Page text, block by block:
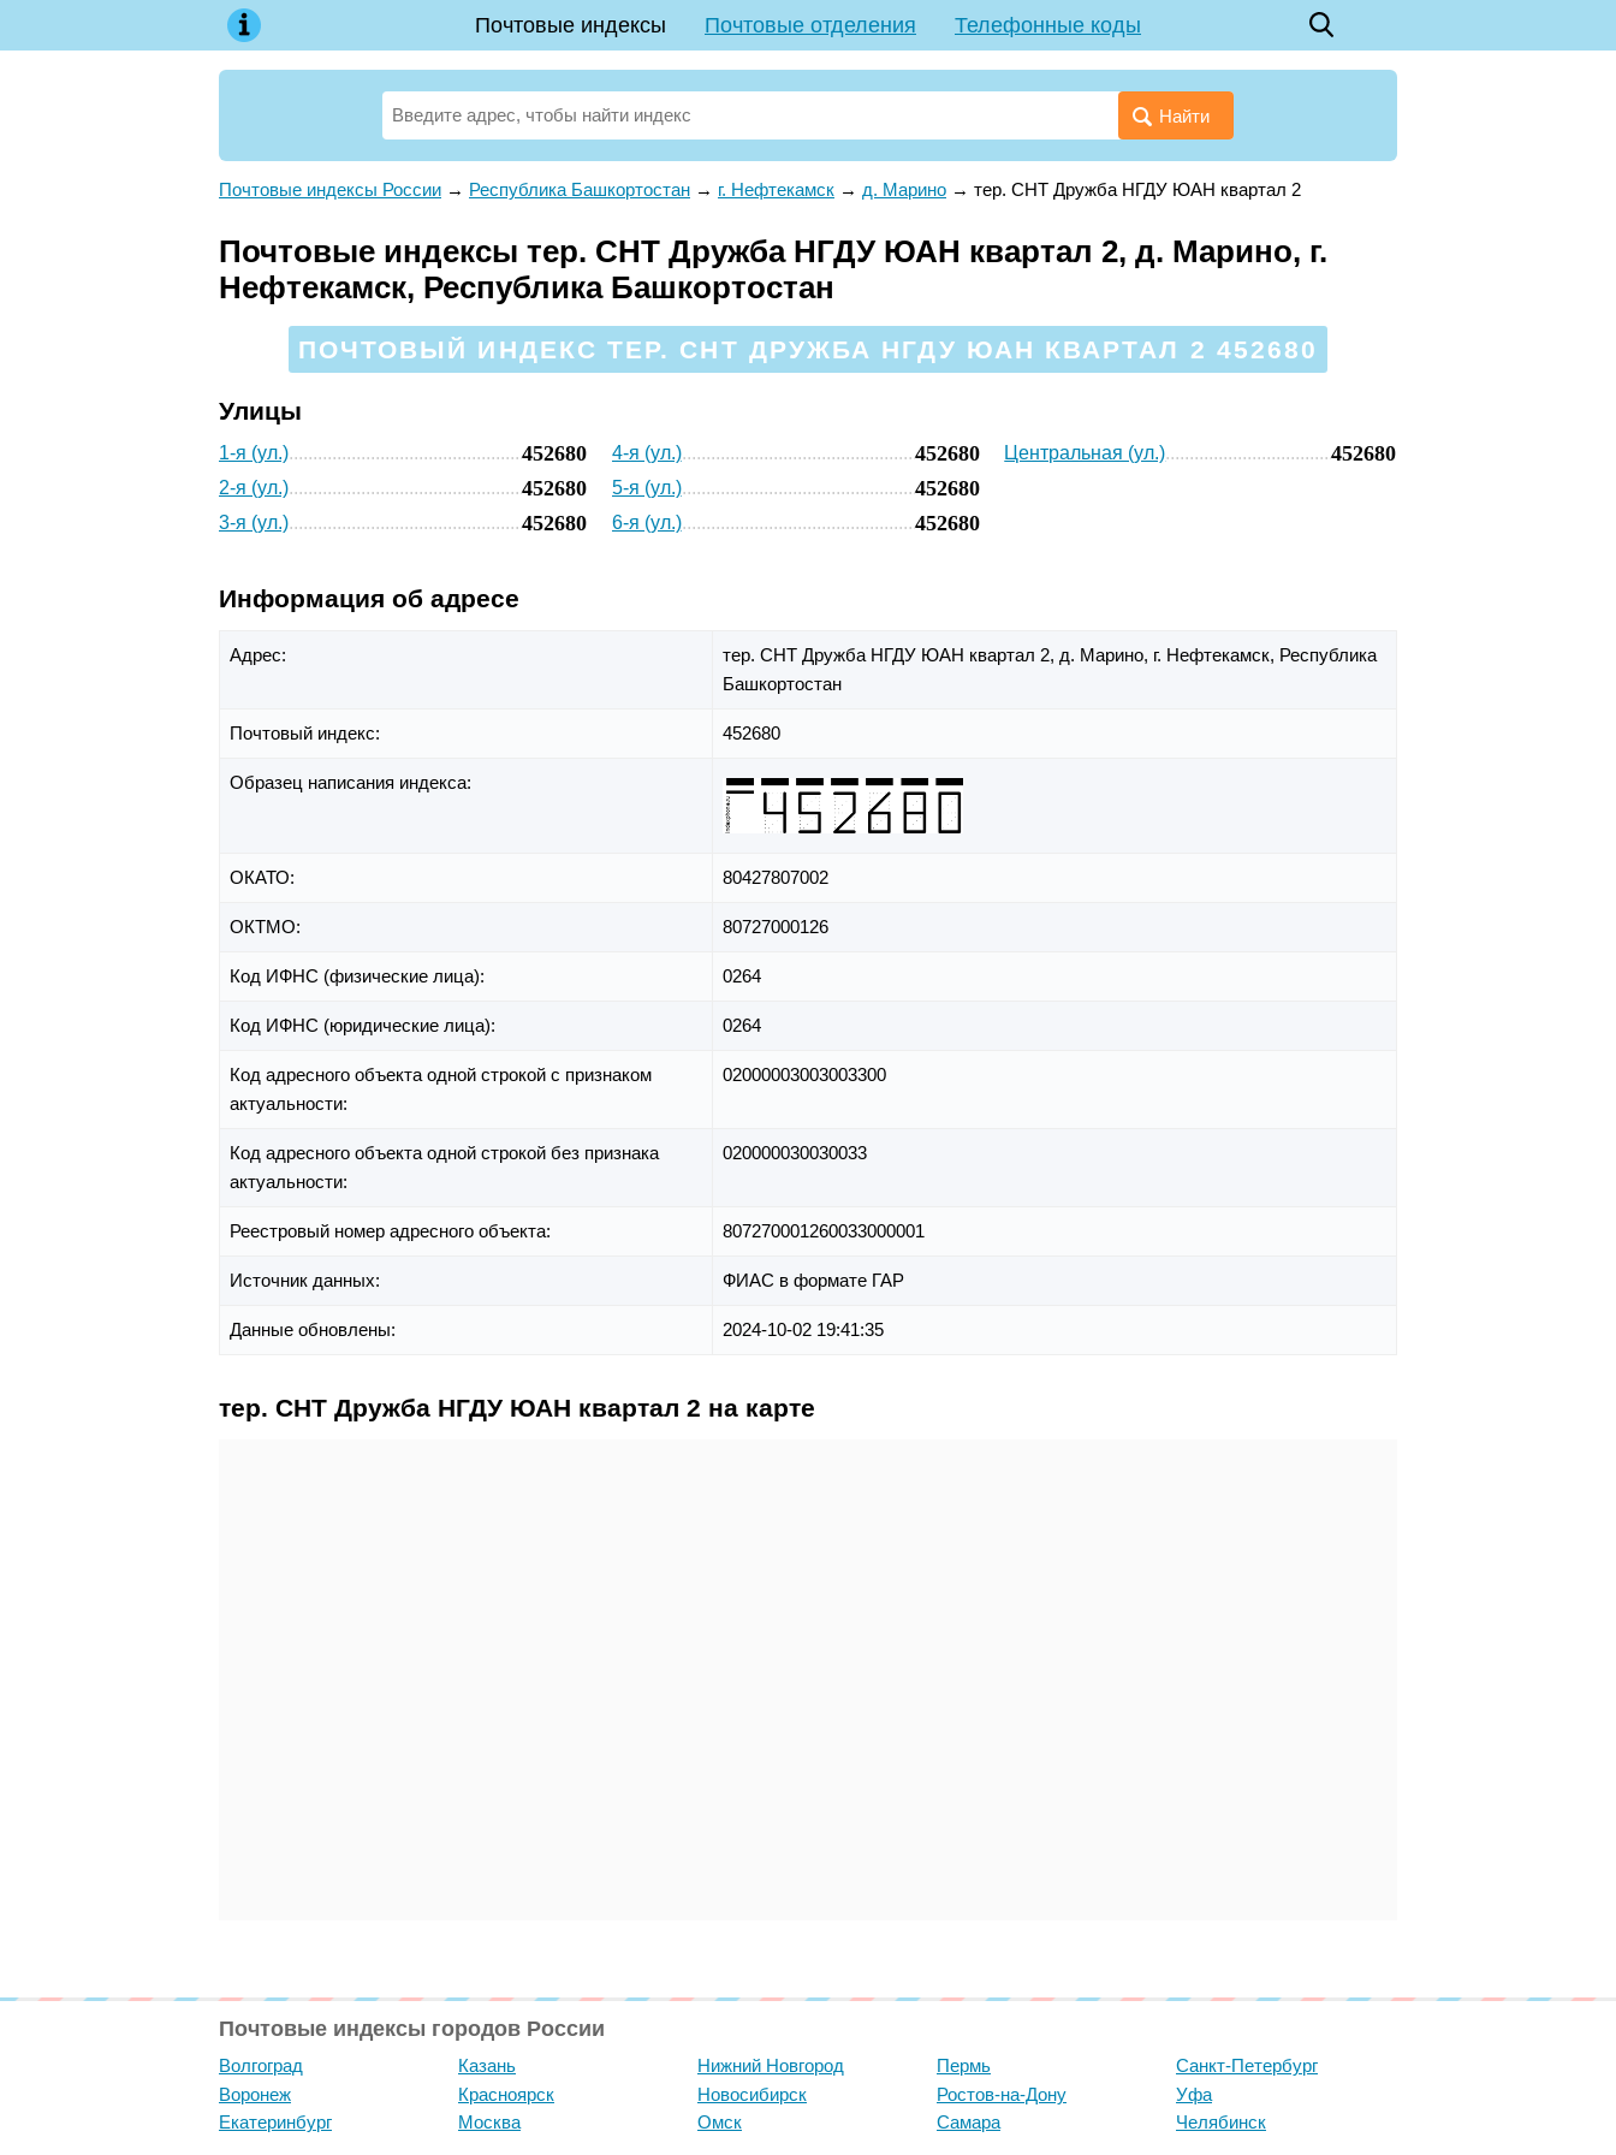
Почтовые индексы Почтовые отделения Телефонные коды
Найти
Почтовые индексы России → Республика Башкортостан → г. Нефтекамск → д. Марино → тер. СНТ Дружба НГДУ ЮАН квартал 2
Почтовые индексы тер. СНТ Дружба НГДУ ЮАН квартал 2, д. Марино, г.
Нефтекамск, Республика Башкортостан
ПОЧТОВЫЙ ИНДЕКС ТЕР. СНТ ДРУЖБА НГДУ ЮАН КВАРТАЛ 2 452680
Улицы
1-я (ул.) 452680
2-я (ул.) 452680
3-я (ул.) 452680
4-я (ул.) 452680
5-я (ул.) 452680
6-я (ул.) 452680
Центральная (ул.) 452680
Информация об адресе
Адрес: тер. СНТ Дружба НГДУ ЮАН квартал 2, д. Марино, г. Нефтекамск, Республика
Башкортостан
Почтовый индекс: 452680
Образец написания индекса:
ОКАТО: 80427807002
ОКТМО: 80727000126
Код ИФНС (физические лица): 0264
Код ИФНС (юридические лица): 0264
Код адресного объекта одной строкой с признаком
актуальности:
02000003003003300
Код адресного объекта одной строкой без признака
актуальности:
020000030030033
Реестровый номер адресного объекта: 807270001260033000001
Источник данных: ФИАС в формате ГАР
Данные обновлены: 2024-10-02 19:41:35
тер. СНТ Дружба НГДУ ЮАН квартал 2 на карте
Почтовые индексы городов России
Волгоград
Воронеж
Екатеринбург
Казань
Красноярск
Москва
Нижний Новгород
Новосибирск
Омск
Пермь
Ростов-на-Дону
Самара
Санкт-Петербург
Уфа
Челябинск